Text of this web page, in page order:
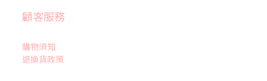
顧客服務
購物須知
退換貨政策